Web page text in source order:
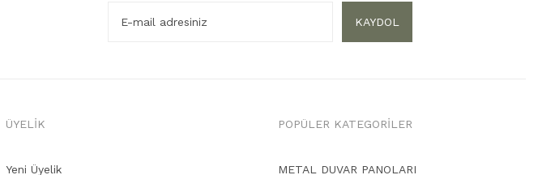
KAYDOL
ÜYELİK
Yeni Üyelik
POPÜLER KATEGORİLER
METAL DUVAR PANOLARI